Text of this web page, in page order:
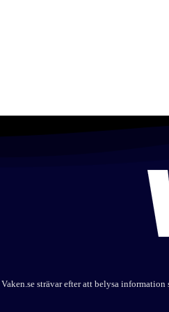
Vaken.se strävar efter att belysa